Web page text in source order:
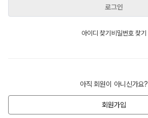
로그인
아이디 찾기 비밀번호 찾기
아직 회원이 아니신가요?
회원가입